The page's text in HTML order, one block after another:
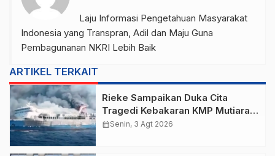
Laju Informasi Pengetahuan Masyarakat
Indonesia yang Transpran, Adil dan Maju Guna
Pembagunanan NKRI Lebih Baik
ARTIKEL TERKAIT
Rieke Sampaikan Duka Cita
Tragedi Kebakaran KMP Mutiara
Sentosa 2 di Perairan Utara
calendar_monthSenin, 3 Agt 2026